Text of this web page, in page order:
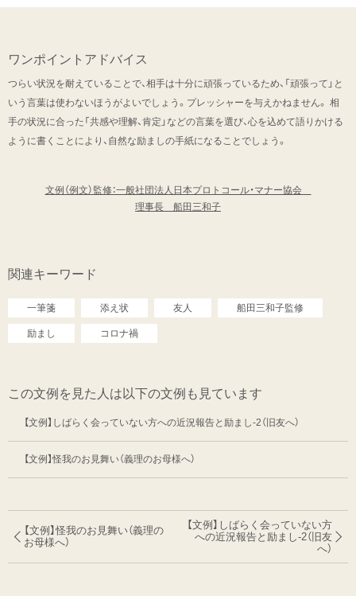
ワンポイントアドバイス
つらい状況を耐えていることで、相手は十分に頑張っているため、「頑張って」と
いう言葉は使わないほうがよいでしょう。プレッシャーを与えかねません。 相
手の状況に合った「共感や理解、肯定」などの言葉を選び、心を込めて語りかける
ように書くことにより、自然な励ましの手紙になることでしょう。
文例（例文）監修：一般社団法人日本プロトコール・マナー協会
理事長 船田三和子
関連キーワード
一筆箋 添え状 友人 船田三和子監修
励まし コロナ禍
この文例を見た人は以下の文例も見ています
【文例】しばらく会っていない方への近況報告と励まし-2（旧友へ）
【文例】怪我のお見舞い（義理のお母様へ）
【文例】怪我のお見舞い（義理の
お母様へ）
【文例】しばらく会っていない方
への近況報告と励まし-2（旧友
へ）